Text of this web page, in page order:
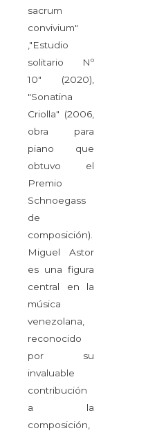
sacrum
convivium"
,"Estudio
solitario Nº
10" (2020),
"Sonatina
Criolla" (2006,
obra para
piano que
obtuvo el
Premio
Schnoegass
de
composición).
Miguel Astor
es una figura
central en la
música
venezolana,
reconocido
por su
invaluable
contribución
a la
composición,